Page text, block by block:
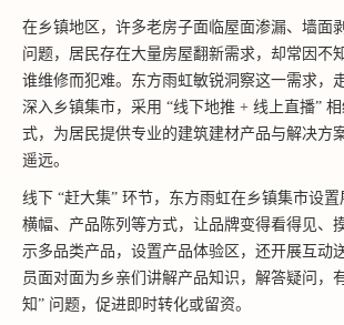
在乡镇地区，许多老房子面临屋面渗漏、墙面
问题，居民存在大量房屋翻新需求，却常因不
谁维修而犯难。东方雨虹敏锐洞察这一需求，
深入乡镇集市，采用 “线下地推 + 线上直播”
式，为居民提供专业的建筑建材产品与解决方
遥远。
线下 “赶大集” 环节，东方雨虹在乡镇集市设置
横幅、产品陈列等方式，让品牌变得看得见、
示多品类产品，设置产品体验区，还开展互动
员面对面为乡亲们讲解产品知识，解答疑问，
知” 问题，促进即时转化或留资。